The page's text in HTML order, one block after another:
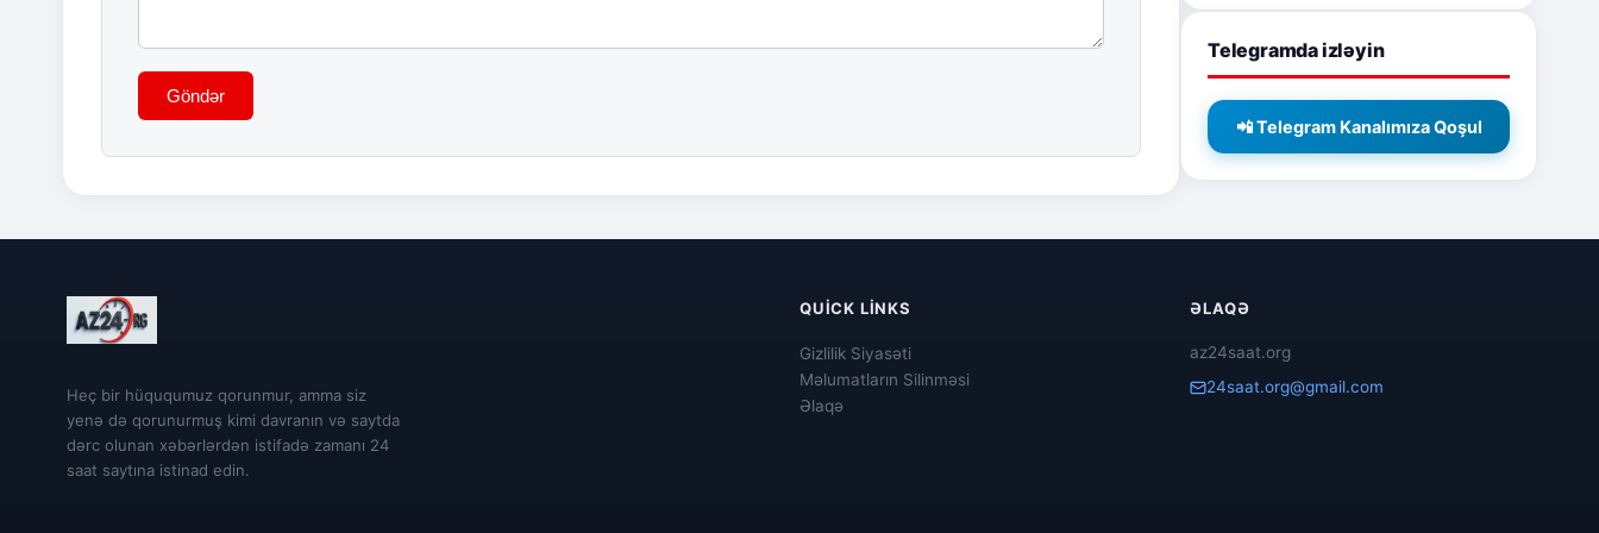
Göndər
Telegramda izləyin
📲 Telegram Kanalımıza Qoşul
Heç bir hüququmuz qorunmur, amma siz
yenə də qorunurmuş kimi davranın və saytda
dərc olunan xəbərlərdən istifadə zamanı 24
saat saytına istinad edin.
QUICK LINKS
Gizlilik Siyasəti
Məlumatların Silinməsi
Əlaqə
ƏLAQƏ
az24saat.org
24saat.org@gmail.com